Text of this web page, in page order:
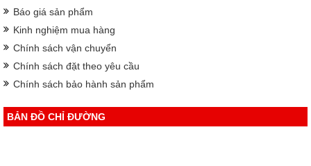
Báo giá sản phẩm
Kinh nghiệm mua hàng
Chính sách vận chuyển
Chính sách đặt theo yêu cầu
Chính sách bảo hành sản phẩm
BẢN ĐỒ CHỈ ĐƯỜNG